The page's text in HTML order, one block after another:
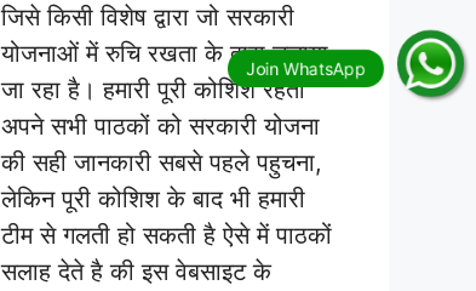
जिसे किसी विशेष द्वारा जो सरकारी
योजनाओं में रुचि रखता के द्वारा चलाया
जा रहा है। हमारी पूरी कोशिश रहती
अपने सभी पाठकों को सरकारी योजना
की सही जानकारी सबसे पहले पहुचना,
लेकिन पूरी कोशिश के बाद भी हमारी
टीम से गलती हो सकती है ऐसे में पाठकों
सलाह देते है की इस वेबसाइट के